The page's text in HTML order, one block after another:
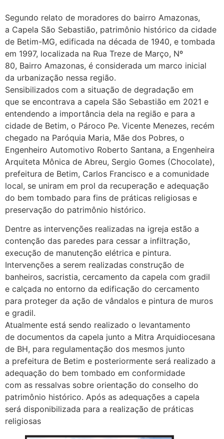
Segundo relato de moradores do bairro Amazonas,
a Capela São Sebastião, patrimônio histórico da cidade
de Betim-MG, edificada na década de 1940, e tombada
em 1997, localizada na Rua Treze de Março, Nº
80, Bairro Amazonas, é considerada um marco inicial
da urbanização nessa região.
Sensibilizados com a situação de degradação em
que se encontrava a capela São Sebastião em 2021 e
entendendo a importância dela na região e para a
cidade de Betim, o Pároco Pe. Vicente Menezes, recém
chegado na Paróquia Maria, Mãe dos Pobres, o
Engenheiro Automotivo Roberto Santana, a Engenheira
Arquiteta Mônica de Abreu, Sergio Gomes (Chocolate),
prefeitura de Betim, Carlos Francisco e a comunidade
local, se uniram em prol da recuperação e adequação
do bem tombado para fins de práticas religiosas e
preservação do patrimônio histórico.
Dentre as intervenções realizadas na igreja estão a
contenção das paredes para cessar a infiltração,
execução de manutenção elétrica e pintura.
Intervenções a serem realizadas construção de
banheiros, sacristia, cercamento da capela com gradil
e calçada no entorno da edificação do cercamento
para proteger da ação de vândalos e pintura de muros
e gradil.
Atualmente está sendo realizado o levantamento
de documentos da capela junto a Mitra Arquidiocesana
de BH, para regulamentação dos mesmos junto
a prefeitura de Betim e posteriormente será realizado a
adequação do bem tombado em conformidade
com as ressalvas sobre orientação do conselho do
patrimônio histórico. Após as adequações a capela
será disponibilizada para a realização de práticas
religiosas